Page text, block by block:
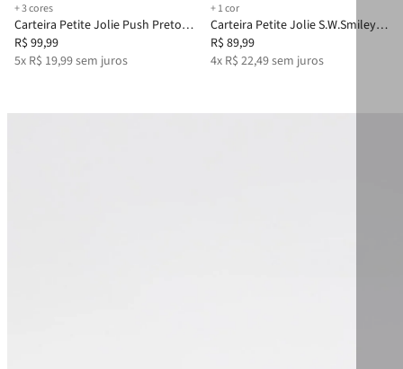
+3cores
Carteira Petite Jolie Push Preto
PJ20334
R$ 99,99
5x R$ 19,99sem juros
+1cor
Carteira Petite Jolie S.W.Smiley®
Parker Preto PJ20338SM
R$ 89,99
4x R$ 22,49sem juros